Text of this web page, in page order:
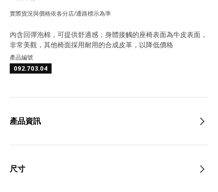
實際貨況與價格依各分店/通路標示為準
內含回彈泡棉，可提供舒適感；身體接觸的座椅表面為牛皮表面，
非常美觀，其他椅面採用耐用的合成皮革，以降低價格
產品編號
092.703.04
產品資訊
尺寸